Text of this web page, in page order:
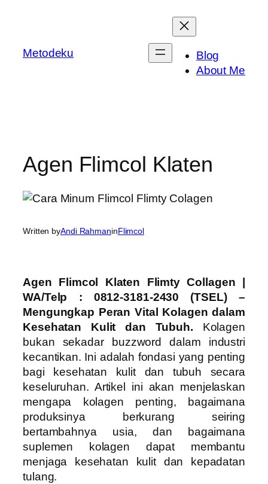
Metodeku
Blog
About Me
Agen Flimcol Klaten
Written byAndi RahmaninFlimcol
Agen Flimcol Klaten Flimty Collagen |
WA/Telp : 0812-3181-2430 (TSEL) –
Mengungkap Peran Vital Kolagen dalam
Kesehatan Kulit dan Tubuh. Kolagen
bukan sekadar buzzword dalam industri
kecantikan. Ini adalah fondasi yang penting
bagi kesehatan kulit dan tubuh secara
keseluruhan. Artikel ini akan menjelaskan
mengapa kolagen penting, bagaimana
produksinya berkurang seiring
bertambahnya usia, dan bagaimana
suplemen kolagen dapat membantu
menjaga kesehatan kulit dan kepadatan
tulang.